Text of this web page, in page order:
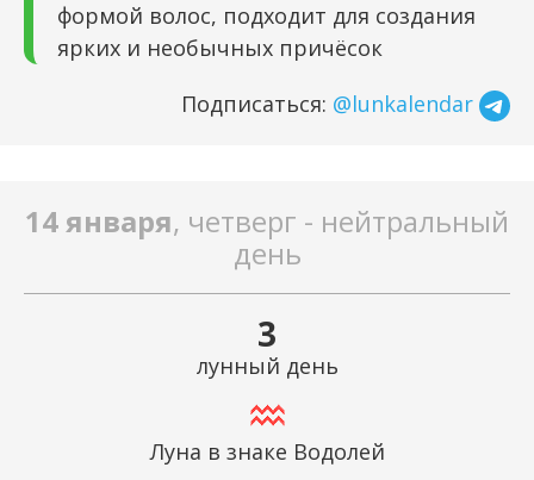
формой волос, подходит для создания
ярких и необычных причёсок
Подписаться: @lunkalendar
14 января, четверг - нейтральный
день
3
лунный день
Луна в знаке Водолей